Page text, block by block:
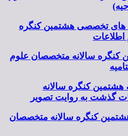
های تخصصی هشتمین کنگره
کنگره سالانه متخصصان علوم
هشتمین کنگره سالانه
گذشت به روایت تصویر
کنگره سالانه متخصصان